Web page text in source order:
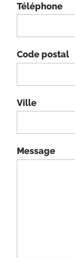
Téléphone
Code postal
Ville
Message